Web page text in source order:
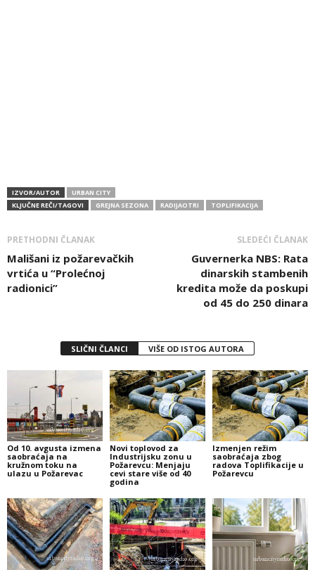
IZVOR/AUTOR
URBAN CITY
KLJUČNE REČI/TAGOVI
GREJNA SEZONA RADIJAOTRI TOPLIFIKACIJA
PRETHODNI ČLANAK
Mališani iz požarevačkih
vrtića u “Prolećnoj
radionici”
SLEDEĆI ČLANAK
Guvernerka NBS: Rata
dinarskih stambenih
kredita može da poskupi
od 45 do 250 dinara
SLIČNI ČLANCI VIŠE OD ISTOG AUTORA
Od 10. avgusta izmena
saobraćaja na
kružnom toku na
ulazu u Požarevac
Novi toplovod za
Industrijsku zonu u
Požarevcu: Menjaju
cevi stare više od 40
godina
Izmenjen režim
saobraćaja zbog
radova Toplifikacije u
Požarevcu